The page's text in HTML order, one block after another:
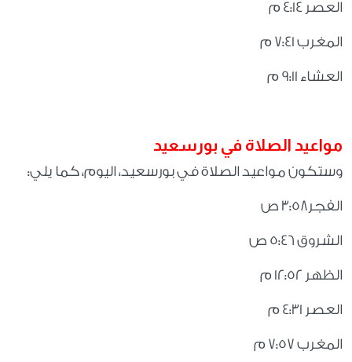
العصر 4:14 م
المغرب 7:41 م
العشاء 9:11 م
مواعيد الصلاة في بورسعيد
وستكون مواعيد الصلاة في بورسعيد، اليوم، كما يلي:
الفجر3:58 ص
الشروق 5:46 ص
الظهر 12:52 م
العصر 4:31 م
المغرب 7:57 م